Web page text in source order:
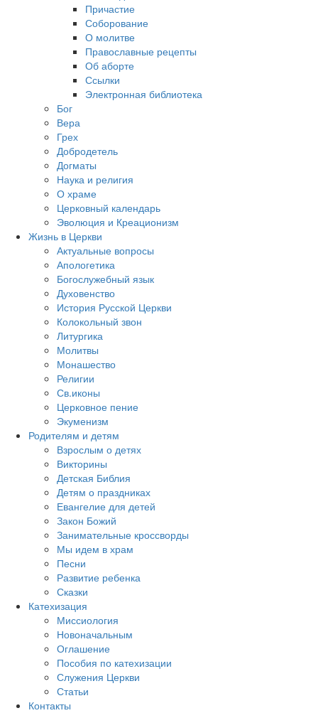
Причастие
Соборование
О молитве
Православные рецепты
Об аборте
Ссылки
Электронная библиотека
Бог
Вера
Грех
Добродетель
Догматы
Наука и религия
О храме
Церковный календарь
Эволюция и Креационизм
Жизнь в Церкви
Актуальные вопросы
Апологетика
Богослужебный язык
Духовенство
История Русской Церкви
Колокольный звон
Литургика
Молитвы
Монашество
Религии
Св.иконы
Церковное пение
Экуменизм
Родителям и детям
Взрослым о детях
Викторины
Детская Библия
Детям о праздниках
Евангелие для детей
Закон Божий
Занимательные кроссворды
Мы идем в храм
Песни
Развитие ребенка
Сказки
Катехизация
Миссиология
Новоначальным
Оглашение
Пособия по катехизации
Служения Церкви
Статьи
Контакты